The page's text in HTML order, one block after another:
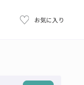
お気に入り